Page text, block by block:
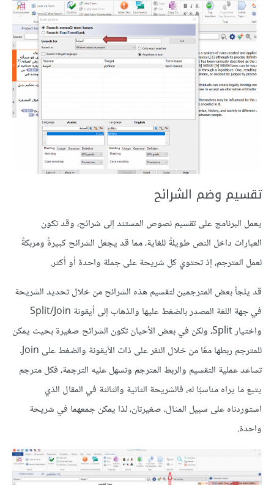
تقسيم وضم الشرائح
يعمل البرنامج على تقسيم نصوص المستند إلى شرائح، وقد تكون
العبارات داخل النص طويلةً للغاية، مما قد يجعل الشرائح كبيرةً ومربكةً
لعمل المترجم، إذ تحتوي كل شريحة على جملة واحدة أو أكثر.
قد يلجأ بعض المترجمين لتقسيم هذه الشرائح من خلال تحديد الشريحة
في جهة اللغة المصدر بالضغط عليها والذهاب إلى أيقونة Split/Join
واختيار Split، ولكن في بعض الأحيان تكون الشرائح صغيرة بحيث يمكن
للمترجم ربطها معًا من خلال النقر على ذات الأيقونة والضغط على Join.
تساعد عملية التقسيم والربط المترجم وتسهل عليه الترجمة، فكل مترجم
يتبع ما يراه مناسبًا له، فالشريحة الثانية والثالثة في المقال الذي
استوردناه على سبيل المثال، صغيرتان، لذا يمكن جمعهما في شريحة
واحدة.